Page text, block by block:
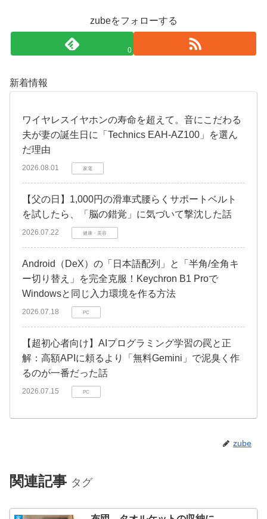
zubeをフォローする
0
新着情報
​ワイヤレスイヤホンの寿命を超えて。音にこだわる
夫が妻の誕生日に「Technics EAH-AZ100」を選ん
だ理由
2026.08.01 家電
​【父の日】1,000円の滑車式腰らくサポートベルト
を試したら、「脳の錯覚」に気づいて撃沈した話
2026.07.22 健康・美容
Android（DeX）の「日本語配列」と「半角/全角キ
ー切り替え」を完全克服！Keychron B1 Proで
Windowsと同じ入力環境を作る方法
2026.07.18 PC
【超初心者向け】AIプログラミング学習の罠と正
解：高額APIに頼るより「無料Gemini」で泥臭く作
るのが一番だった話
2026.07.15 PC
zube
関連記事 タグ